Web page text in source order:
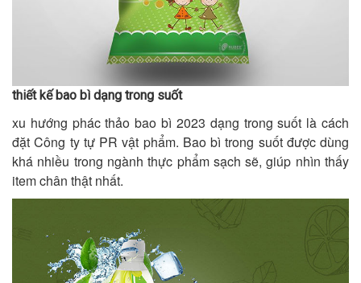
thiết kế bao bì dạng trong suốt
xu hướng phác thảo bao bì 2023 dạng trong suốt là cách
đặt Công ty tự PR vật phẩm. Bao bì trong suốt được dùng
khá nhiều trong ngành thực phẩm sạch sẽ, giúp nhìn thấy
item chân thật nhất.